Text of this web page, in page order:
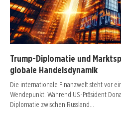
Trump-Diplomatie und
globale Handelsdynamik
Die internationale Finanzwelt steht vor
Wendepunkt. Während US-Präsident
Diplomatie zwischen Russland…